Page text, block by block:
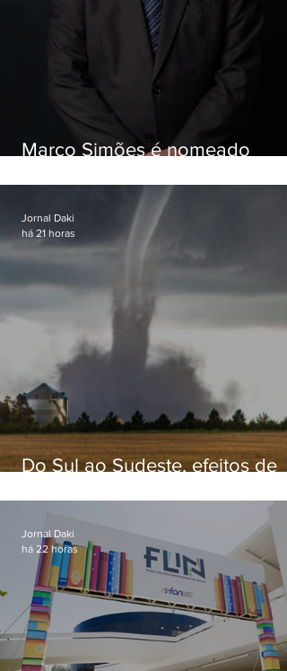
Marco Simões é nomeado
Do Sul ao Sudeste, efeitos de
apreensão na população
Jornal Daki
há 21 horas
Jornal Daki
há 22 horas